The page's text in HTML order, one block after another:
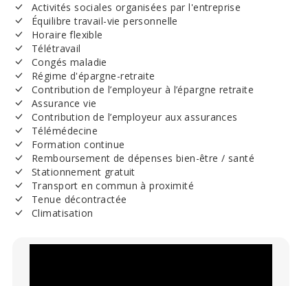
Activités sociales organisées par l'entreprise
Équilibre travail-vie personnelle
Horaire flexible
Télétravail
Congés maladie
Régime d'épargne-retraite
Contribution de l’employeur à l’épargne retraite
Assurance vie
Contribution de l’employeur aux assurances
Télémédecine
Formation continue
Remboursement de dépenses bien-être / santé
Stationnement gratuit
Transport en commun à proximité
Tenue décontractée
Climatisation